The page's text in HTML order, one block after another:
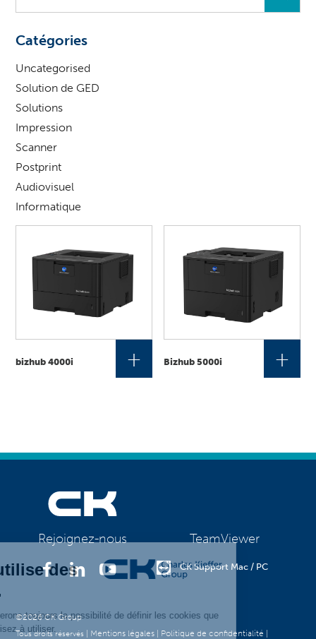
vous
Catégories
Uncategorised
Solution de GED
Solutions
Impression
Scanner
Postprint
Audiovisuel
Informatique
bizhub 4000i + Bizhub 5000i +
Rejoignez-nous TeamViewer
CK Support Mac / PC
©2026 CK Group
Tous droits réservés | Mentions légales | Politique de confidentialité |